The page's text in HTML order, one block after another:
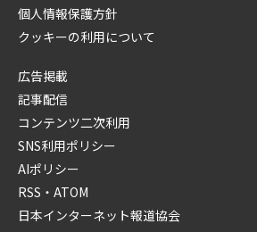
個人情報保護方針
クッキーの利用について
広告掲載
記事配信
コンテンツ二次利用
SNS利用ポリシー
AIポリシー
RSS・ATOM
日本インターネット報道協会